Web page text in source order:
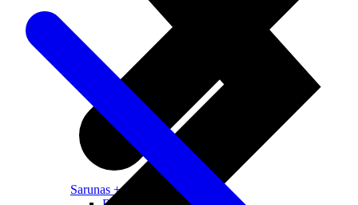
Sarunas + Internets